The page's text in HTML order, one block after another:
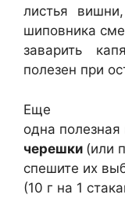
листья
шиповника
заварить
полезен при
Еще
одна полезная
черешки (или
спешите их
(10 г на 1